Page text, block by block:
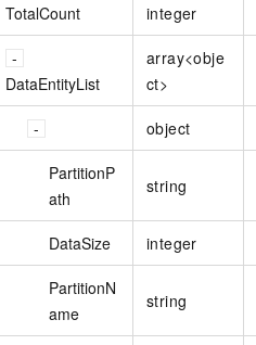
TotalCount integer
DataEntityList
array<obje
ct>
object
PartitionP
ath
string
DataSize integer
PartitionN
ame
string